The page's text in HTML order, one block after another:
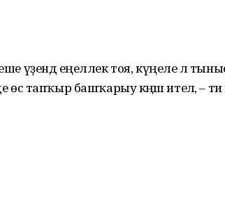
үҙендә еңеллек тоя, күңеле лә
өс тапҡыр башҡарыу кәңәш ителә, – ти